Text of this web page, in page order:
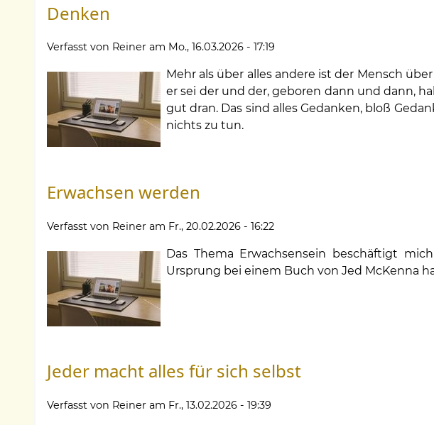
Denken
Verfasst von Reiner am Mo., 16.03.2026 - 17:19
Mehr als über alles andere ist der Mensch
er sei der und der, geboren dann und dann,
gut dran. Das sind alles Gedanken, bloß
nichts zu tun.
Erwachsen werden
Verfasst von Reiner am Fr., 20.02.2026 - 16:22
Das Thema Erwachsensein beschäftigt
Ursprung bei einem Buch von Jed McKenna
Jeder macht alles für sich selbst
Verfasst von Reiner am Fr., 13.02.2026 - 19:39